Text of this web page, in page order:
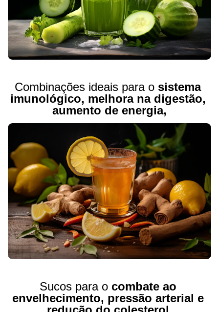
Combinações ideais para o sistema
imunológico, melhora na digestão,
aumento de energia,
Sucos para o combate ao
envelhecimento, pressão arterial e